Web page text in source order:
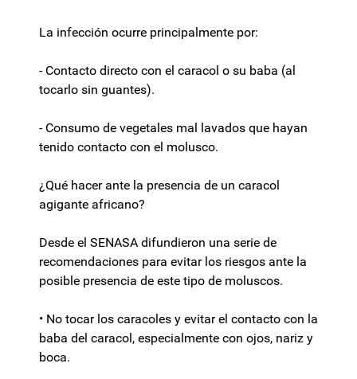
La infección ocurre principalmente por:
- Contacto directo con el caracol o su baba (al
tocarlo sin guantes).
- Consumo de vegetales mal lavados que hayan
tenido contacto con el molusco.
¿Qué hacer ante la presencia de un caracol
agigante africano?
Desde el SENASA difundieron una serie de
recomendaciones para evitar los riesgos ante la
posible presencia de este tipo de moluscos.
• No tocar los caracoles y evitar el contacto con la
baba del caracol, especialmente con ojos, nariz y
boca.